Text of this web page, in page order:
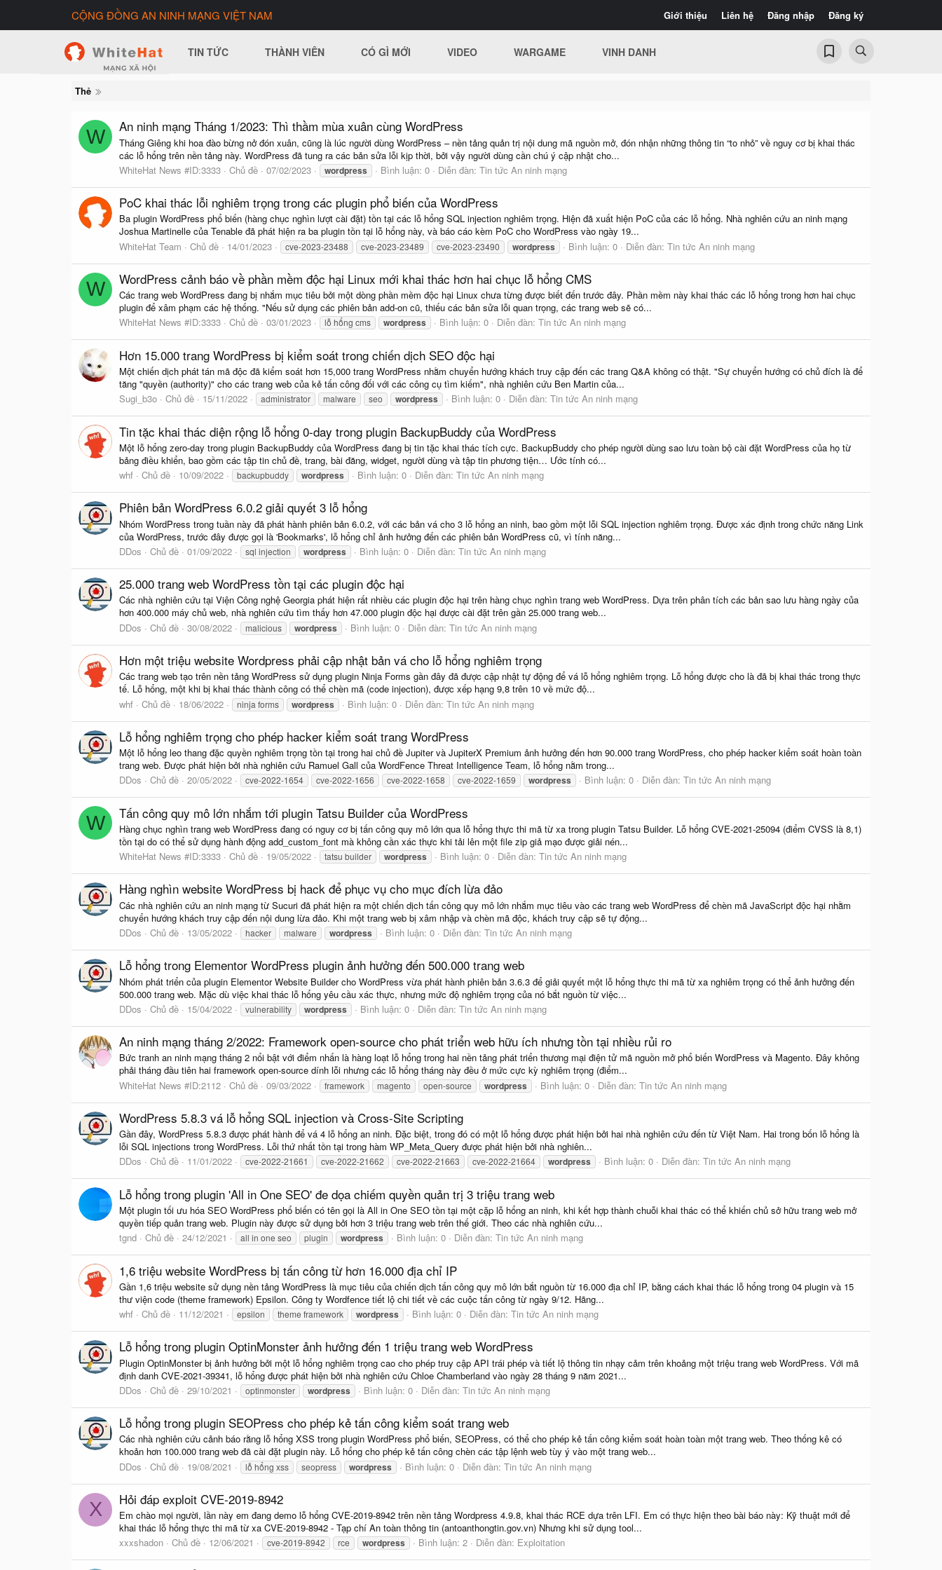
Giới thiệu Liên hệ Đăng nhập Đăng ký
CỘNG ĐỒNG AN NINH MẠNG VIỆT NAM
TIN TỨC THÀNH VIÊN CÓ GÌ MỚI VIDEO WARGAME VINH DANH
Thẻ
W An ninh mạng Tháng 1/2023: Thì thầm mùa xuân cùng WordPress
Tháng Giêng khi hoa đào bừng nở đón xuân, cũng là lúc người dùng WordPress – nền tảng quản trị nội dung mã nguồn mở, đón nhận những thông tin “to nhỏ” về nguy cơ bị khai thác
các lỗ hổng trên nền tảng này. WordPress đã tung ra các bản sửa lỗi kịp thời, bởi vậy người dùng cần chú ý cập nhật cho...
WhiteHat News #ID:3333
Chủ đề 07/02/2023 wordpress Bình luận: 0 Diễn đàn: Tin tức An ninh mạng
PoC khai thác lỗi nghiêm trọng trong các plugin phổ biến của WordPress
Ba plugin WordPress phổ biến (hàng chục nghìn lượt cài đặt) tồn tại các lỗ hổng SQL injection nghiêm trọng. Hiện đã xuất hiện PoC của các lỗ hổng. Nhà nghiên cứu an ninh mạng
Joshua Martinelle của Tenable đã phát hiện ra ba plugin tồn tại lỗ hổng này, và báo cáo kèm PoC cho WordPress vào ngày 19...
WhiteHat Team
Chủ đề 14/01/2023 cve-2023-23488 cve-2023-23489 cve-2023-23490 wordpress Bình luận: 0 Diễn đàn: Tin tức An ninh mạng
W WordPress cảnh báo về phần mềm độc hại Linux mới khai thác hơn hai chục lỗ hổng CMS
Các trang web WordPress đang bị nhắm mục tiêu bởi một dòng phần mềm độc hại Linux chưa từng được biết đến trước đây. Phần mềm này khai thác các lỗ hổng trong hơn hai chục
plugin để xâm phạm các hệ thống. "Nếu sử dụng các phiên bản add-on cũ, thiếu các bản sửa lỗi quan trọng, các trang web sẽ có...
WhiteHat News #ID:3333
Chủ đề 03/01/2023 lỗ hổng cms wordpress Bình luận: 0 Diễn đàn: Tin tức An ninh mạng
Hơn 15.000 trang WordPress bị kiểm soát trong chiến dịch SEO độc hại
Một chiến dịch phát tán mã độc đã kiểm soát hơn 15,000 trang WordPress nhằm chuyển hướng khách truy cập đến các trang Q&A không có thật. "Sự chuyển hướng có chủ đích là để
tăng "quyền (authority)" cho các trang web của kẻ tấn công đối với các công cụ tìm kiếm", nhà nghiên cứu Ben Martin của...
Sugi_b3o
Chủ đề 15/11/2022 administrator malware seo wordpress Bình luận: 0 Diễn đàn: Tin tức An ninh mạng
Tin tặc khai thác diện rộng lỗ hổng 0-day trong plugin BackupBuddy của WordPress
Một lỗ hổng zero-day trong plugin BackupBuddy của WordPress đang bị tin tặc khai thác tích cực. BackupBuddy cho phép người dùng sao lưu toàn bộ cài đặt WordPress của họ từ
bảng điều khiển, bao gồm các tập tin chủ đề, trang, bài đăng, widget, người dùng và tập tin phương tiện… Ước tính có...
whf
Chủ đề 10/09/2022 backupbuddy wordpress Bình luận: 0 Diễn đàn: Tin tức An ninh mạng
Phiên bản WordPress 6.0.2 giải quyết 3 lỗ hổng
Nhóm WordPress trong tuần này đã phát hành phiên bản 6.0.2, với các bản vá cho 3 lỗ hổng an ninh, bao gồm một lỗi SQL injection nghiêm trọng. Được xác định trong chức năng Link
của WordPress, trước đây được gọi là 'Bookmarks', lỗ hổng chỉ ảnh hưởng đến các phiên bản WordPress cũ, vì tính năng...
DDos
Chủ đề 01/09/2022 sql injection wordpress Bình luận: 0 Diễn đàn: Tin tức An ninh mạng
25.000 trang web WordPress tồn tại các plugin độc hại
Các nhà nghiên cứu tại Viện Công nghệ Georgia phát hiện rất nhiều các plugin độc hại trên hàng chục nghìn trang web WordPress. Dựa trên phân tích các bản sao lưu hàng ngày của
hơn 400.000 máy chủ web, nhà nghiên cứu tìm thấy hơn 47.000 plugin độc hại được cài đặt trên gần 25.000 trang web...
DDos
Chủ đề 30/08/2022 malicious wordpress Bình luận: 0 Diễn đàn: Tin tức An ninh mạng
Hơn một triệu website Wordpress phải cập nhật bản vá cho lỗ hổng nghiêm trọng
Các trang web tạo trên nền tảng WordPress sử dụng plugin Ninja Forms gần đây đã được cập nhật tự động để vá lỗ hổng nghiêm trọng. Lỗ hổng được cho là đã bị khai thác trong thực
tế. Lỗ hổng, một khi bị khai thác thành công có thể chèn mã (code injection), được xếp hạng 9,8 trên 10 về mức độ...
whf
Chủ đề 18/06/2022 ninja forms wordpress Bình luận: 0 Diễn đàn: Tin tức An ninh mạng
Lỗ hổng nghiêm trọng cho phép hacker kiểm soát trang WordPress
Một lỗ hổng leo thang đặc quyền nghiêm trọng tồn tại trong hai chủ đề Jupiter và JupiterX Premium ảnh hưởng đến hơn 90.000 trang WordPress, cho phép hacker kiểm soát hoàn toàn
trang web. Được phát hiện bởi nhà nghiên cứu Ramuel Gall của WordFence Threat Intelligence Team, lỗ hổng nằm trong...
DDos
Chủ đề 20/05/2022 cve-2022-1654 cve-2022-1656 cve-2022-1658 cve-2022-1659 wordpress Bình luận: 0 Diễn đàn: Tin tức An ninh mạng
W Tấn công quy mô lớn nhắm tới plugin Tatsu Builder của WordPress
Hàng chục nghìn trang web WordPress đang có nguy cơ bị tấn công quy mô lớn qua lỗ hổng thực thi mã từ xa trong plugin Tatsu Builder. Lỗ hổng CVE-2021-25094 (điểm CVSS là 8,1)
tồn tại do có thể sử dụng hành động add_custom_font mà không cần xác thực khi tải lên một file zip giả mạo được giải nén...
WhiteHat News #ID:3333
Chủ đề 19/05/2022 tatsu builder wordpress Bình luận: 0 Diễn đàn: Tin tức An ninh mạng
Hàng nghìn website WordPress bị hack để phục vụ cho mục đích lừa đảo
Các nhà nghiên cứu an ninh mạng từ Sucuri đã phát hiện ra một chiến dịch tấn công quy mô lớn nhắm mục tiêu vào các trang web WordPress để chèn mã JavaScript độc hại nhằm
chuyển hướng khách truy cập đến nội dung lừa đảo. Khi một trang web bị xâm nhập và chèn mã độc, khách truy cập sẽ tự động...
DDos
Chủ đề 13/05/2022 hacker malware wordpress Bình luận: 0 Diễn đàn: Tin tức An ninh mạng
Lỗ hổng trong Elementor WordPress plugin ảnh hưởng đến 500.000 trang web
Nhóm phát triển của plugin Elementor Website Builder cho WordPress vừa phát hành phiên bản 3.6.3 để giải quyết một lỗ hổng thực thi mã từ xa nghiêm trọng có thể ảnh hưởng đến
500.000 trang web. Mặc dù việc khai thác lỗ hổng yêu cầu xác thực, nhưng mức độ nghiêm trọng của nó bắt nguồn từ việc...
DDos
Chủ đề 15/04/2022 vulnerability wordpress Bình luận: 0 Diễn đàn: Tin tức An ninh mạng
An ninh mạng tháng 2/2022: Framework open-source cho phát triển web hữu ích nhưng tồn tại nhiều rủi ro
Bức tranh an ninh mạng tháng 2 nổi bật với điểm nhấn là hàng loạt lỗ hổng trong hai nền tảng phát triển thương mại điện tử mã nguồn mở phổ biến WordPress và Magento. Đây không
phải tháng đầu tiên hai framework open-source dính lỗi nhưng các lỗ hổng tháng này đều ở mức cực kỳ nghiêm trọng (điểm...
WhiteHat News #ID:2112
Chủ đề 09/03/2022 framework magento open-source wordpress Bình luận: 0 Diễn đàn: Tin tức An ninh mạng
WordPress 5.8.3 vá lỗ hổng SQL injection và Cross-Site Scripting
Gần đây, WordPress 5.8.3 được phát hành để vá 4 lỗ hổng an ninh. Đặc biệt, trong đó có một lỗ hổng được phát hiện bởi hai nhà nghiên cứu đến từ Việt Nam. Hai trong bốn lỗ hổng là
lỗi SQL injections trong WordPress. Lỗi thứ nhất tồn tại trong hàm WP_Meta_Query được phát hiện bởi nhà nghiên...
DDos
Chủ đề 11/01/2022 cve-2022-21661 cve-2022-21662 cve-2022-21663 cve-2022-21664 wordpress Bình luận: 0 Diễn đàn: Tin tức An ninh mạng
Lỗ hổng trong plugin 'All in One SEO' đe dọa chiếm quyền quản trị 3 triệu trang web
Một plugin tối ưu hóa SEO WordPress phổ biến có tên gọi là All in One SEO tồn tại một cặp lỗ hổng an ninh, khi kết hợp thành chuỗi khai thác có thể khiến chủ sở hữu trang web mở
quyền tiếp quản trang web. Plugin này được sử dụng bởi hơn 3 triệu trang web trên thế giới. Theo các nhà nghiên cứu...
tgnd
Chủ đề 24/12/2021 all in one seo plugin wordpress Bình luận: 0 Diễn đàn: Tin tức An ninh mạng
1,6 triệu website WordPress bị tấn công từ hơn 16.000 địa chỉ IP
Gần 1,6 triệu website sử dụng nền tảng WordPress là mục tiêu của chiến dịch tấn công quy mô lớn bắt nguồn từ 16.000 địa chỉ IP, bằng cách khai thác lỗ hổng trong 04 plugin và 15
thư viện code (theme framework) Epsilon. Công ty Wordfence tiết lộ chi tiết về các cuộc tấn công từ ngày 9/12. Hãng...
whf
Chủ đề 11/12/2021 epsilon theme framework wordpress Bình luận: 0 Diễn đàn: Tin tức An ninh mạng
Lỗ hổng trong plugin OptinMonster ảnh hưởng đến 1 triệu trang web WordPress
Plugin OptinMonster bị ảnh hưởng bởi một lỗ hổng nghiêm trọng cao cho phép truy cập API trái phép và tiết lộ thông tin nhạy cảm trên khoảng một triệu trang web WordPress. Với mã
định danh CVE-2021-39341, lỗ hổng được phát hiện bởi nhà nghiên cứu Chloe Chamberland vào ngày 28 tháng 9 năm 2021...
DDos
Chủ đề 29/10/2021 optinmonster wordpress Bình luận: 0 Diễn đàn: Tin tức An ninh mạng
Lỗ hổng trong plugin SEOPress cho phép kẻ tấn công kiểm soát trang web
Các nhà nghiên cứu cảnh báo rằng lỗ hổng XSS trong plugin WordPress phổ biến, SEOPress, có thể cho phép kẻ tấn công kiểm soát hoàn toàn một trang web. Theo thống kê có
khoản hơn 100.000 trang web đã cài đặt plugin này. Lỗ hổng cho phép kẻ tấn công chèn các tập lệnh web tùy ý vào một trang web...
DDos
Chủ đề 19/08/2021 lỗ hổng xss seopress wordpress Bình luận: 0 Diễn đàn: Tin tức An ninh mạng
X Hỏi đáp exploit CVE-2019-8942
Em chào mọi người, lần này em đang demo lỗ hổng CVE-2019-8942 trên nền tảng Wordpress 4.9.8, khai thác RCE dựa trên LFI. Em có thực hiện theo bài báo này: Kỹ thuật mới để
khai thác lỗ hổng thực thi mã từ xa CVE-2019-8942 - Tạp chí An toàn thông tin (antoanthongtin.gov.vn) Nhưng khi sử dụng tool...
xxxshadon
Chủ đề 12/06/2021 cve-2019-8942 rce wordpress Bình luận: 2 Diễn đàn: Exploitation